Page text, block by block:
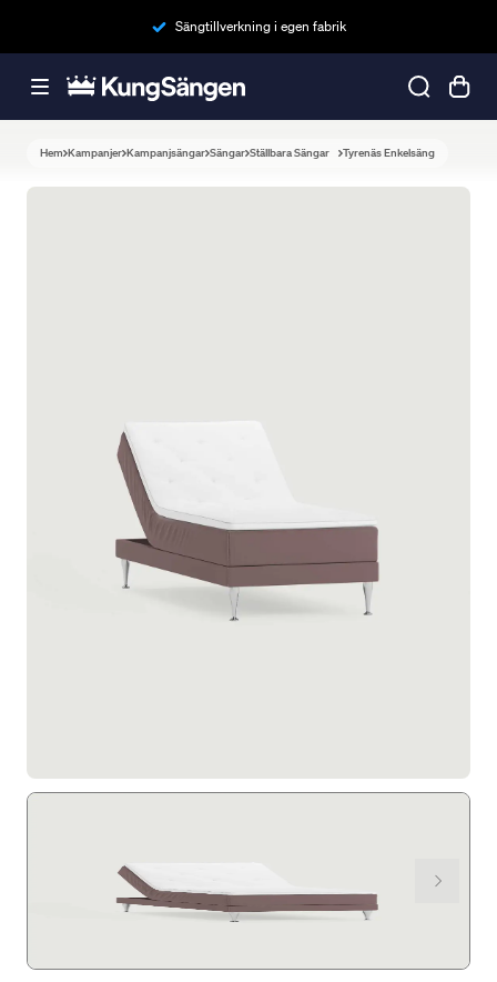
Sängtillverkning i egen fabrik
Hem Kampanjer Kampanjsängar Sängar Ställbara Sängar Tyrenäs Enkelsäng